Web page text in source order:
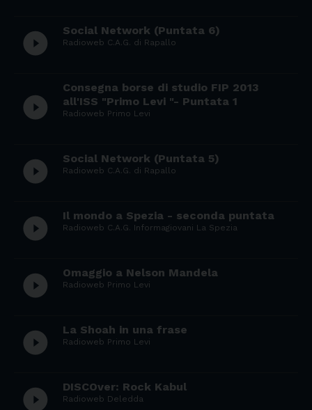
play_circle_filled Social Network (Puntata 6)
Radioweb C.A.G. di Rapallo
play_circle_filled
Consegna borse di studio FIP 2013
all'ISS "Primo Levi "- Puntata 1
Radioweb Primo Levi
play_circle_filled Social Network (Puntata 5)
Radioweb C.A.G. di Rapallo
play_circle_filled Il mondo a Spezia - seconda puntata
Radioweb C.A.G. Informagiovani La Spezia
play_circle_filled Omaggio a Nelson Mandela
Radioweb Primo Levi
play_circle_filled La Shoah in una frase
Radioweb Primo Levi
play_circle_filled DISCOver: Rock Kabul
Radioweb Deledda